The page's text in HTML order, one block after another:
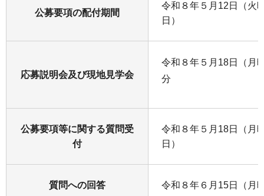
公募要項の配付期間
令和８年５月12日（火
日）
応募説明会及び現地見学会
令和８年５月18日（月
分
公募要項等に関する質問受
付
令和８年５月18日（月
日）
質問への回答 令和８年６月15日（月